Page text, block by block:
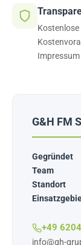
G&H FM
Gegründet
Team
Standort
+49
info@gh-